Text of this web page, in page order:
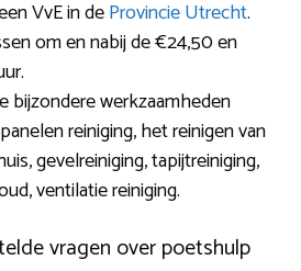
VvE in deProvincie Utrecht.
om en nabij de €24,50 en
bijzondere werkzaamheden
reiniging, het reinigen van
gevelreiniging, tapijtreiniging,
ventilatie reiniging.
vragen over poetshulp